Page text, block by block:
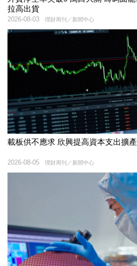
拉高出貨
理財周刊／新聞中心
2026-08-03
載板供不應求 欣興提高資本支出擴產
理財周刊／新聞中心
2026-08-05